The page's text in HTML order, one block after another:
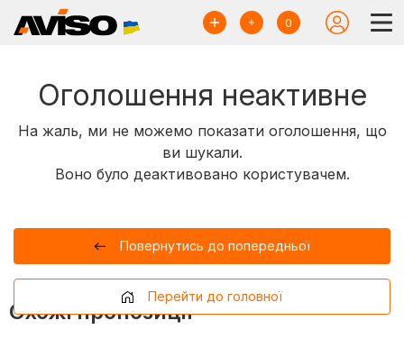
0
Оголошення неактивне
На жаль, ми не можемо показати оголошення, що
ви шукали.
Воно було деактивовано користувачем.
Повернутись до попередньої
Перейти до головної
Схожі пропозиції